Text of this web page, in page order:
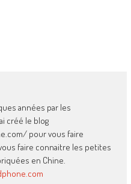
années par les
créé le blog
pour vous faire
faire connaitre les petites
en Chine.